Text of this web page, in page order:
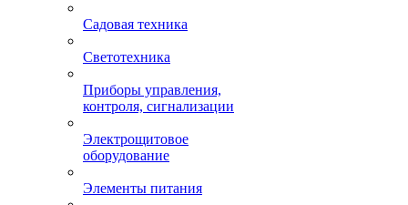
Садовая техника
Светотехника
Приборы управления,
контроля, сигнализации
Электрощитовое
оборудование
Элементы питания